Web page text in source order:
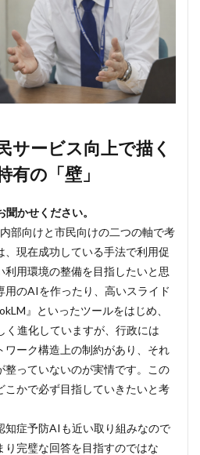
サービス向上で描く
有の「壁」
かせください。
部向けと市民向けの二つの軸で考
、現在成功している手法で利用促
用環境の整備を目指したいと思
用のAIを作ったり、高いスライド
』といったツールをはじめ、
く進化していますが、行政には
ワーク構造上の制約があり、それ
整っていないのが実情です。この
こかで必ず目指していきたいと考
知症予防AIも近い取り組みなので
完璧な回答を目指すのではな